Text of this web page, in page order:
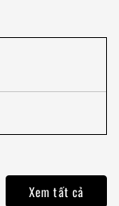
Xem tất cả